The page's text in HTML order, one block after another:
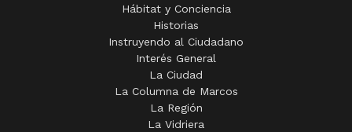
Hábitat y Conciencia
Historias
Instruyendo al Ciudadano
Interés General
La Ciudad
La Columna de Marcos
La Región
La Vidriera